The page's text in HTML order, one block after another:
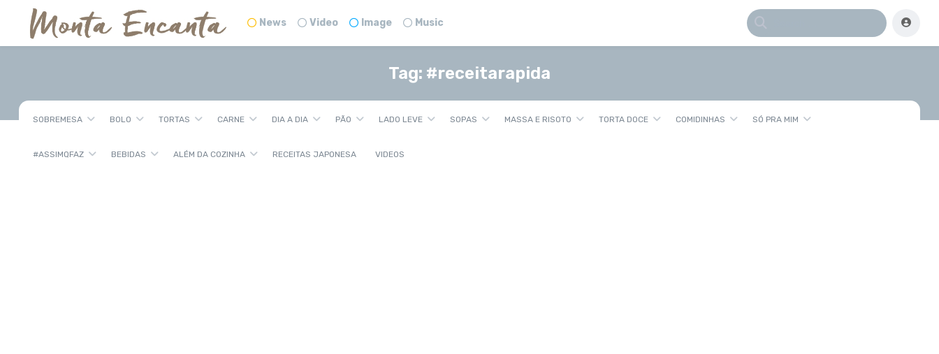
News Video Image Music
Tag: #receitarapida
SOBREMESA BOLO TORTAS CARNE DIA A DIA PÃO LADO LEVE SOPAS MASSA E RISOTO TORTA DOCE COMIDINHAS SÓ PRA MIM
#ASSIMQFAZ BEBIDAS ALÉM DA COZINHA RECEITAS JAPONESA VIDEOS